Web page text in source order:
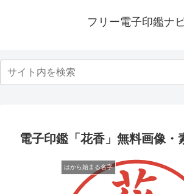
フリー電子印鑑ナ
電子印鑑「花香」無料画像・
はから始まる名字